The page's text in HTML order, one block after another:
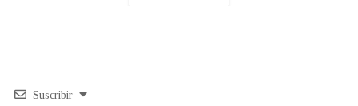
Suscribir